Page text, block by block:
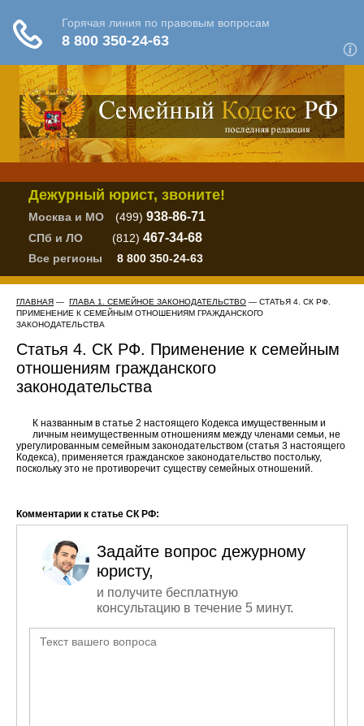
Дежурный юрист, звоните!
Москва и МО (499) 938-86-71
СПб и ЛО (812) 467-34-68
Все регионы 8 800 350-24-63
ГЛАВНАЯ — ГЛАВА 1. СЕМЕЙНОЕ ЗАКОНОДАТЕЛЬСТВО — СТАТЬЯ 4. СК РФ.
ПРИМЕНЕНИЕ К СЕМЕЙНЫМ ОТНОШЕНИЯМ ГРАЖДАНСКОГО
ЗАКОНОДАТЕЛЬСТВА
Статья 4. СК РФ. Применение к семейным
отношениям гражданского
законодательства
К названным в статье 2 настоящего Кодекса имущественным и
личным неимущественным отношениям между членами семьи, не
урегулированным семейным законодательством (статья 3 настоящего
Кодекса), применяется гражданское законодательство постольку,
поскольку это не противоречит существу семейных отношений.
Комментарии к статье СК РФ:
Задайте вопрос дежурному
юристу,
и получите бесплатную
консультацию в течение 5 минут.